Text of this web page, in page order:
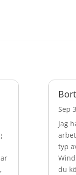
Sep
Jag
typ
du